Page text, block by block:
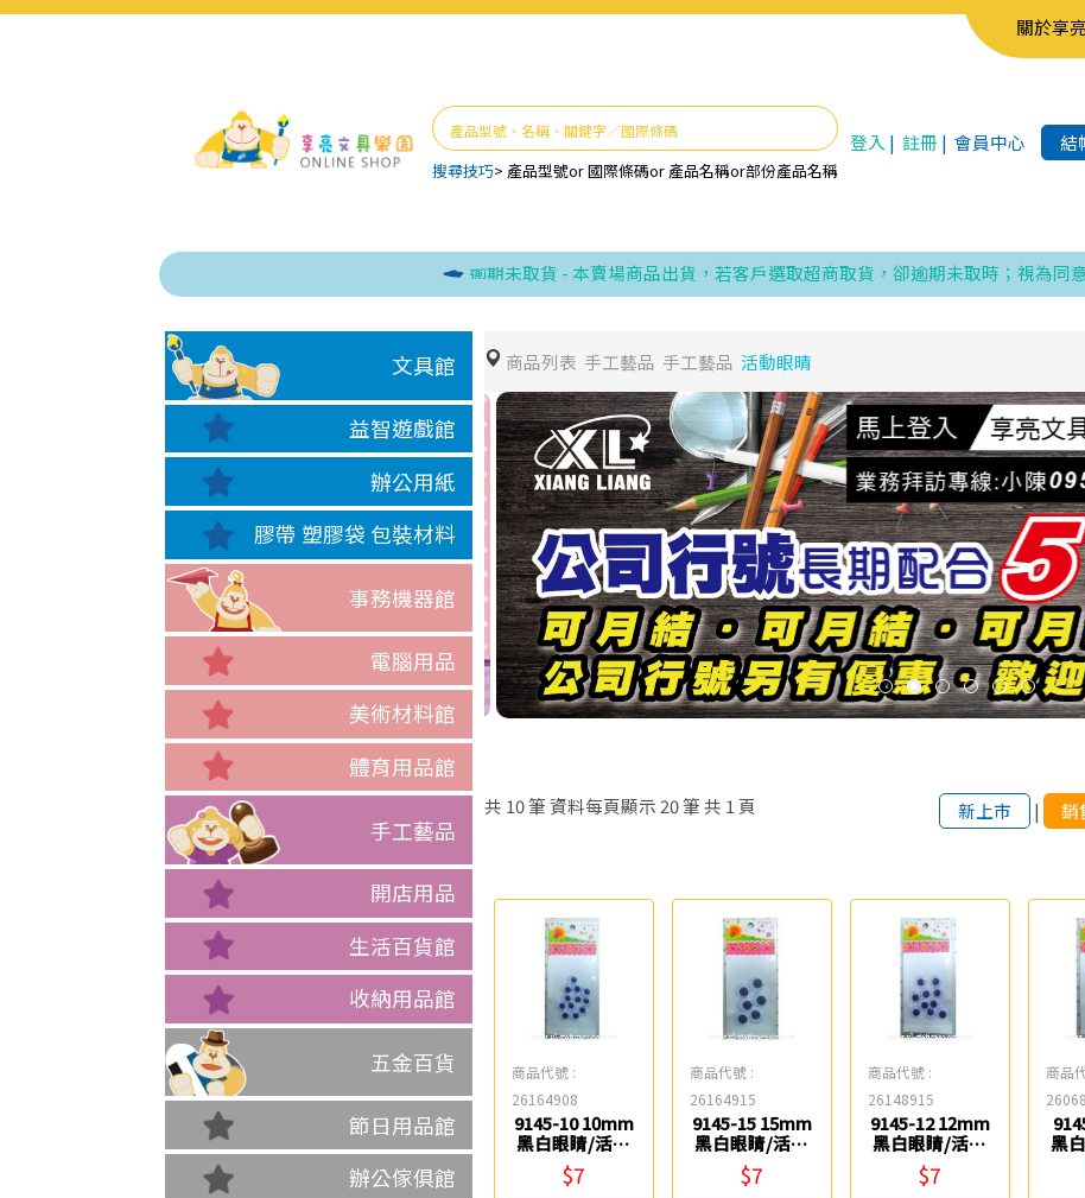
關於享亮
搜尋技巧> 產品型號or國際條碼or 產品名稱or部份產品名稱
登入 | 註冊 | 會員中心 結
逾期未取貨 - 本賣場商品出貨，若客戶選取超商取貨，卻逾期未取時；視為同意賣方
文具館
益智遊戲館
辦公用紙
膠帶 塑膠袋 包裝材料
事務機器館
電腦用品
美術材料館
體育用品館
手工藝品
開店用品
生活百貨館
收納用品館
五金百貨
節日用品館
辦公傢俱館
商品列表 手工藝品 手工藝品 活動眼晴
共 10筆 資料每頁顯示 20筆 共 1頁 新上市 | 銷
商品代號 :
26164908
9145-10 10mm
黑白眼睛/活動
眼睛(12入) 星
宇
$7
商品代號 :
26164915
9145-15 15mm
黑白眼睛/活動
眼睛(6入) 星宇
$7
商品代號 :
26148915
9145-12 12mm
黑白眼睛/活動
眼睛(10入) 星
宇
$7
商品
黑
眼